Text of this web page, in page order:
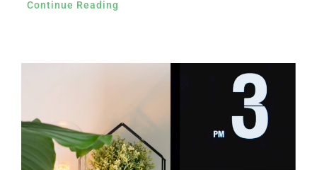
Continue Reading